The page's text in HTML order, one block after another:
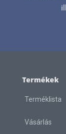
Termékek
Terméklista
Vásárlás